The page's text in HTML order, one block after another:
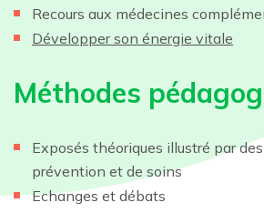
Recours aux médecines
Développer son énergie vitale
Méthodes
Exposés théoriques illustré par
prévention et de soins
Echanges et débats